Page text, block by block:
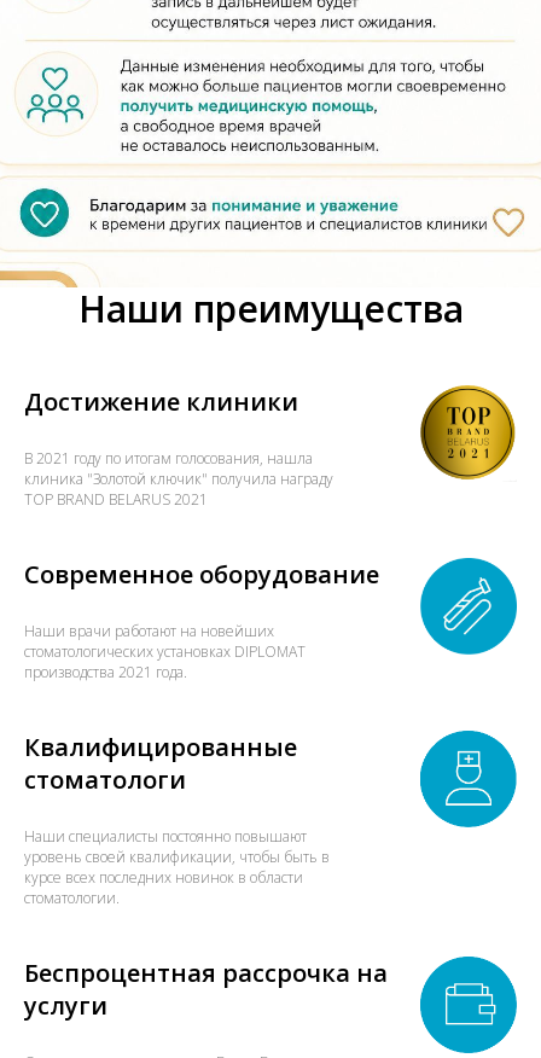
Наши преимущества
Достижение клиники
В 2021 году по итогам голосования, нашла
клиника "Золотой ключик" получила награду
TOP BRAND BELARUS 2021
Современное оборудование
Наши врачи работают на новейших
стоматологических установках DIPLOMAT
производства 2021 года.
Квалифицированные
стоматологи
Наши специалисты постоянно повышают
уровень своей квалификации, чтобы быть в
курсе всех последних новинок в области
стоматологии.
Беспроцентная рассрочка на
услуги